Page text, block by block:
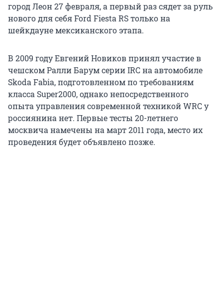
город Леон 27 февраля, а первый раз сядет за руль
нового для себя Ford Fiesta RS только на
шейкдауне мексиканского этапа.
В 2009 году Евгений Новиков принял участие в
чешском Ралли Барум серии IRC на автомобиле
Skoda Fabia, подготовленном по требованиям
класса Super2000, однако непосредственного
опыта управления современной техникой WRC у
россиянина нет. Первые тесты 20-летнего
москвича намечены на март 2011 года, место их
проведения будет объявлено позже.